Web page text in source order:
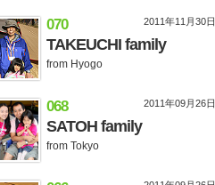
2011年11月30日
070
TAKEUCHI family
from Hyogo
2011年09月26日
068
SATOH family
from Tokyo